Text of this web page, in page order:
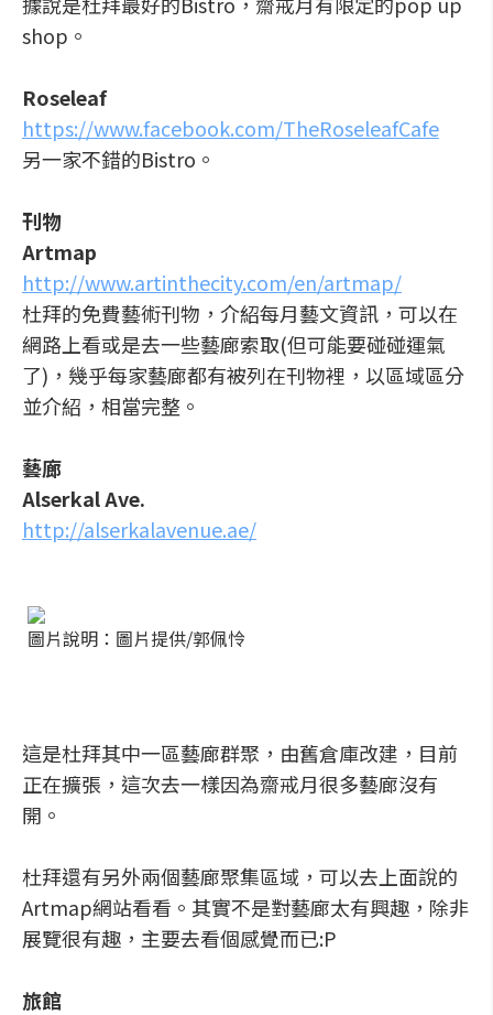
shop。
Roseleaf
https://www.facebook.com/TheRoseleafCafe
另一家不錯的Bistro。
刊物
Artmap
http://www.artinthecity.com/en/artmap/
杜拜的免費藝術刊物，介紹每月藝文資訊，可以在
網路上看或是去一些藝廊索取(但可能要碰碰運氣
了)，幾乎每家藝廊都有被列在刊物裡，以區域區分
並介紹，相當完整。
藝廊
Alserkal Ave.
http://alserkalavenue.ae/
圖片說明：圖片提供/郭佩怜
這是杜拜其中一區藝廊群聚，由舊倉庫改建，目前
正在擴張，這次去一樣因為齋戒月很多藝廊沒有
開。
杜拜還有另外兩個藝廊聚集區域，可以去上面說的
Artmap網站看看。其實不是對藝廊太有興趣，除非
展覽很有趣，主要去看個感覺而已:P
旅館